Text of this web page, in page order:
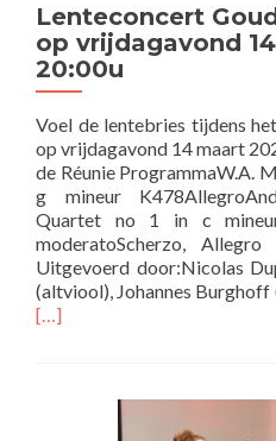
Lenteconcert
op vrijdagavond
20:00u
Voel de lentebries tijdens
op vrijdagavond 14 maart
de Réunie ProgrammaW.A.
g mineur
Quartet no 1 in c
moderatoScherzo,
Uitgevoerd door:Nicolas
(altviool), Johannes
Lees
Kamermuziek
[…]